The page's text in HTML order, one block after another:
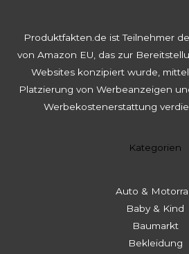
Produktfakten.de ist Teilnehmer
von Amazon EU, das zur
Websites konzipiert wurde,
Platzierung von Werbeanzeigen
Werbekostenerstattung
Kategorien
Auto &
Baby & Kind
Baumarkt
Bekleidung